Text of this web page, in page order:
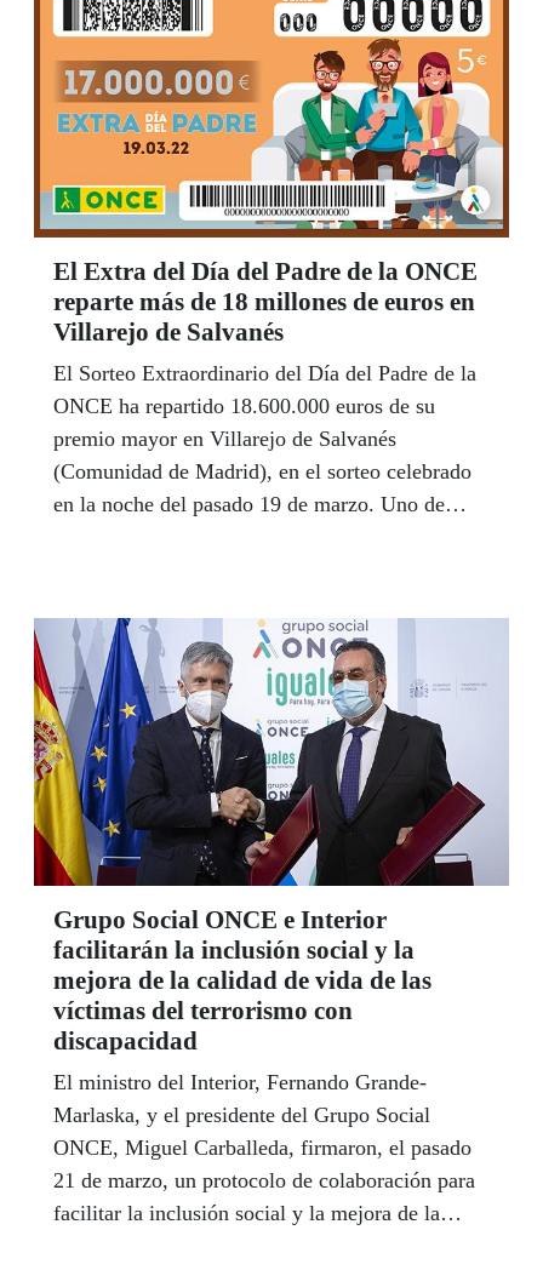
El Extra del Día del Padre de la ONCE
reparte más de 18 millones de euros en
Villarejo de Salvanés
El Sorteo Extraordinario del Día del Padre de la
ONCE ha repartido 18.600.000 euros de su
premio mayor en Villarejo de Salvanés
(Comunidad de Madrid), en el sorteo celebrado
en la noche del pasado 19 de marzo. Uno de
Grupo Social ONCE e Interior
facilitarán la inclusión social y la
mejora de la calidad de vida de las
víctimas del terrorismo con
discapacidad
El ministro del Interior, Fernando Grande-
Marlaska, y el presidente del Grupo Social
ONCE, Miguel Carballeda, firmaron, el pasado
21 de marzo, un protocolo de colaboración para
facilitar la inclusión social y la mejora de la